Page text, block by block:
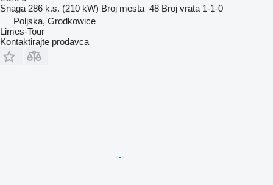
Snaga 286 k.s. (210 kW) Broj mesta 48 Broj vrata 1-1-0
Poljska, Grodkowice
Limes-Tour
Kontaktirajte prodavca